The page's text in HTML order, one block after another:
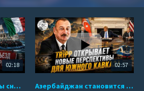
02:18
Скандал в ЕС: границы снова под контролем
02:57
Азербайджан становится мостом между Востоком и Западом